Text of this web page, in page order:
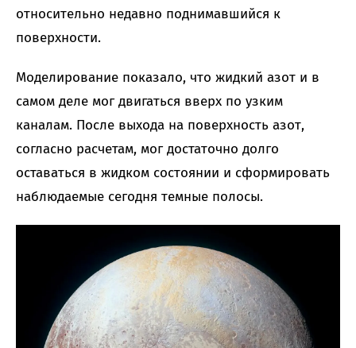
относительно недавно поднимавшийся к
поверхности.
Моделирование показало, что жидкий азот и в
самом деле мог двигаться вверх по узким
каналам. После выхода на поверхность азот,
согласно расчетам, мог достаточно долго
оставаться в жидком состоянии и сформировать
наблюдаемые сегодня темные полосы.